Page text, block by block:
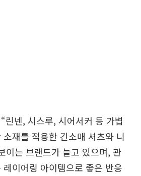
린넨, 시스루, 시어서커 등 가볍
재를 적용한 긴소매 셔츠와 니
이는 브랜드가 늘고 있으며, 관
이어링 아이템으로 좋은 반응